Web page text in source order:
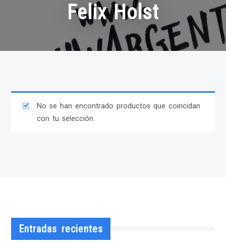
Felix Holst
No se han encontrado productos que coincidan
con tu selección.
Entradas recientes